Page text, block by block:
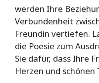
werden Ihre
Verbundenheit
Freundin vertiefen.
die Poesie zum
Sie dafür, dass Ihre
Herzen und